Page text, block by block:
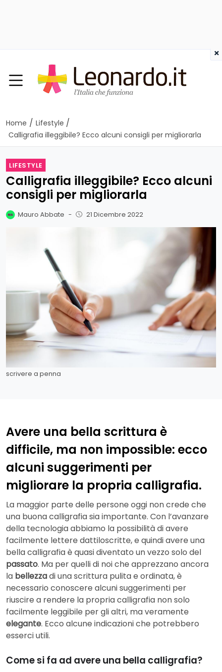
Home / Lifestyle /
Calligrafia illeggibile? Ecco alcuni consigli per migliorarla
LIFESTYLE
Calligrafia illeggibile? Ecco alcuni
consigli per migliorarla
Mauro Abbate - 21 Dicembre 2022
scrivere a penna
Avere una bella scrittura è
difficile, ma non impossible: ecco
alcuni suggerimenti per
migliorare la propria calligrafia.
La maggior parte delle persone oggi non crede che
una buona calligrafia sia importante. Con l’avanzare
della tecnologia abbiamo la possibilità di avere
facilmente lettere dattiloscritte, e quindi avere una
bella calligrafia è quasi diventato un vezzo solo del
passato. Ma per quelli di noi che apprezzano ancora
la bellezzadi una scrittura pulita e ordinata, è
necessario conoscere alcuni suggerimenti per
riuscire a rendere la propria calligrafia non solo
facilmente leggibile per gli altri, ma veramente
elegante. Ecco alcune indicazioni che potrebbero
esserci utili.
Come si fa ad avere una bella calligrafia?
×